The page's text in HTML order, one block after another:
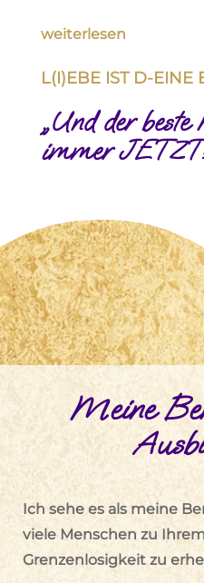
weiterlesen
L(I)EBE IST D-EINE
„Und der
immer
Meine
Ich sehe es als meine
viele Menschen zu
Grenzenlosigkeit zu